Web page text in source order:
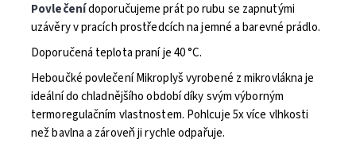
Povlečenídoporučujeme prát po rubu se zapnutými
uzávěry v pracích prostředcích na jemné a barevné prádlo.
Doporučená teplota praní je 40 °C.
Heboučké povlečení Mikroplyš vyrobené z mikrovlákna je
ideální do chladnějšího období díky svým výborným
termoregulačním vlastnostem. Pohlcuje 5x více vlhkosti
než bavlna a zároveň ji rychle odpařuje.